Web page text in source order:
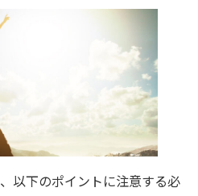
以下のポイントに注意する必